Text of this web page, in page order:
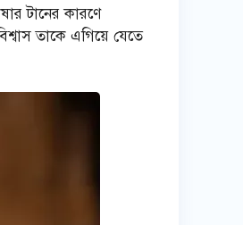
টানের কারণে
তাকে এগিয়ে যেতে